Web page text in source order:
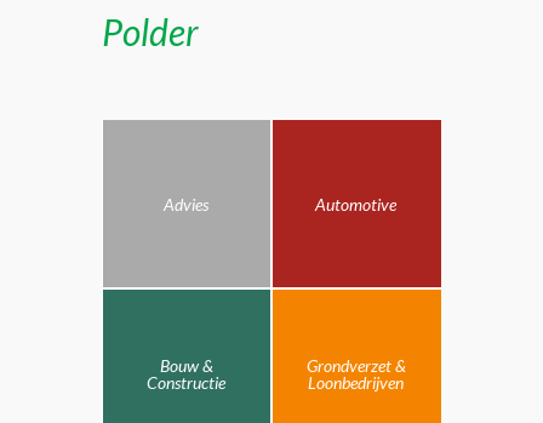
Polder
Advies Automotive
Bouw &
Constructie
Grondverzet &
Loonbedrijven